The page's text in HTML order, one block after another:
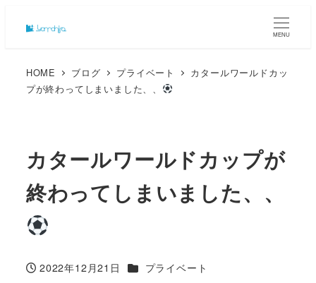
MENU
HOME ブログ プライベート
カタールワールドカッ
プが終わってしまいました、、
カタールワールドカップが
終わってしまいました、、
投稿日
2022年12月21日 カテゴリー
プライベート